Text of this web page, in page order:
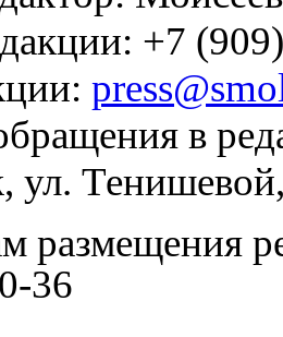
+7
в
ул.
размещения
36